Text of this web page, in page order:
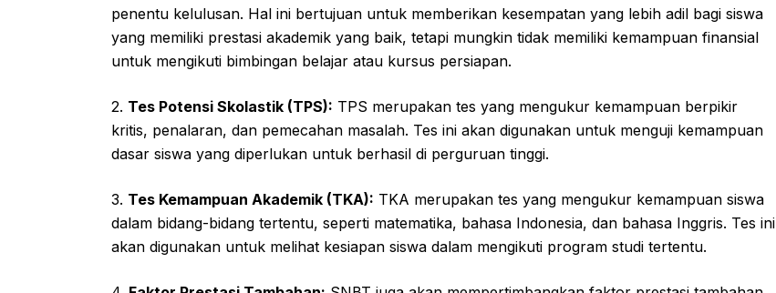
penentu kelulusan. Hal ini bertujuan untuk memberikan kesempatan yang lebih adil bagi siswa
yang memiliki prestasi akademik yang baik, tetapi mungkin tidak memiliki kemampuan finansial
untuk mengikuti bimbingan belajar atau kursus persiapan.
2. Tes Potensi Skolastik (TPS): TPS merupakan tes yang mengukur kemampuan berpikir
kritis, penalaran, dan pemecahan masalah. Tes ini akan digunakan untuk menguji kemampuan
dasar siswa yang diperlukan untuk berhasil di perguruan tinggi.
3. Tes Kemampuan Akademik (TKA): TKA merupakan tes yang mengukur kemampuan siswa
dalam bidang-bidang tertentu, seperti matematika, bahasa Indonesia, dan bahasa Inggris. Tes ini
akan digunakan untuk melihat kesiapan siswa dalam mengikuti program studi tertentu.